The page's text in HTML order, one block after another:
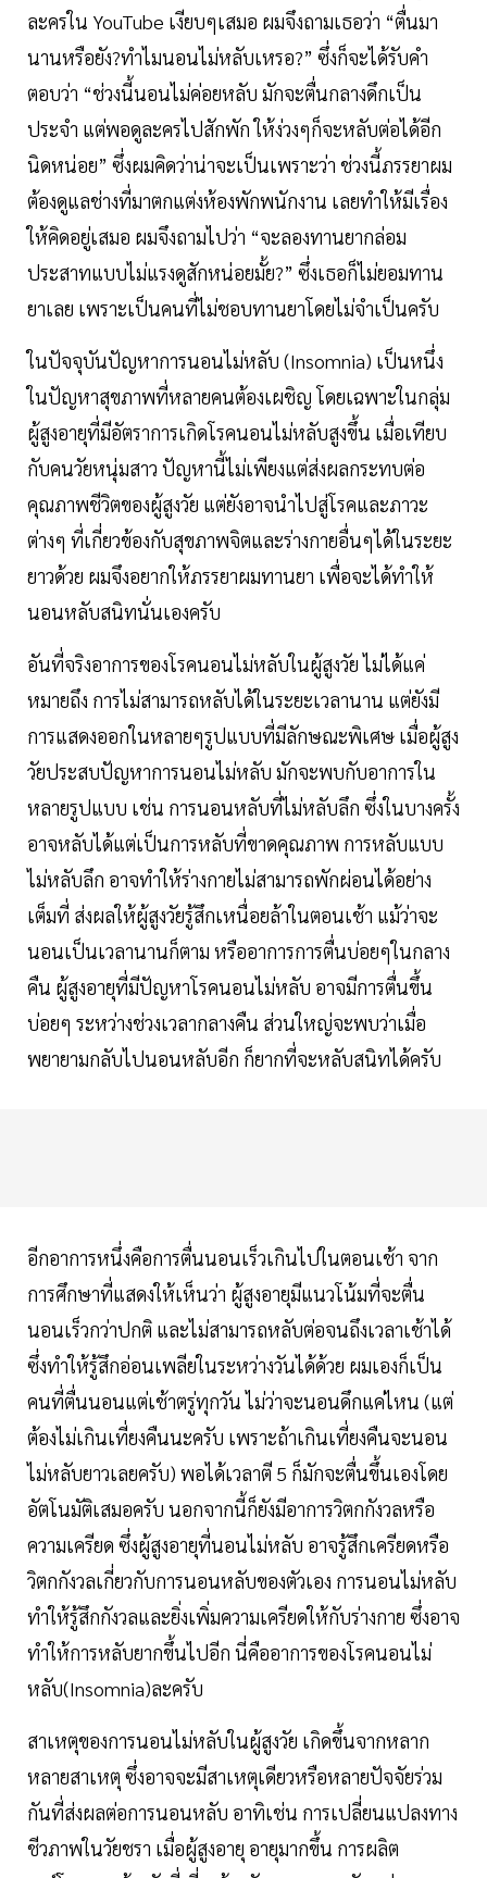
ละครใน YouTube เงียบๆเสมอ ผมจึงถามเธอว่า “ตื่นมา
นานหรือยัง?ทำไมนอนไม่หลับเหรอ?” ซึ่งก็จะได้รับคำ
ตอบว่า “ช่วงนี้นอนไม่ค่อยหลับ มักจะตื่นกลางดึกเป็น
ประจำ แต่พอดูละครไปสักพัก ให้ง่วงๆก็จะหลับต่อได้อีก
นิดหน่อย” ซึ่งผมคิดว่าน่าจะเป็นเพราะว่า ช่วงนี้ภรรยาผม
ต้องดูแลช่างที่มาตกแต่งห้องพักพนักงาน เลยทำให้มีเรื่อง
ให้คิดอยู่เสมอ ผมจึงถามไปว่า “จะลองทานยากล่อม
ประสาทแบบไม่แรงดูสักหน่อยมั้ย?” ซึ่งเธอก็ไม่ยอมทาน
ยาเลย เพราะเป็นคนที่ไม่ชอบทานยาโดยไม่จำเป็นครับ
ในปัจจุบันปัญหาการนอนไม่หลับ (Insomnia) เป็นหนึ่ง
ในปัญหาสุขภาพที่หลายคนต้องเผชิญ โดยเฉพาะในกลุ่ม
ผู้สูงอายุที่มีอัตราการเกิดโรคนอนไม่หลับสูงขึ้น เมื่อเทียบ
กับคนวัยหนุ่มสาว ปัญหานี้ไม่เพียงแต่ส่งผลกระทบต่อ
คุณภาพชีวิตของผู้สูงวัย แต่ยังอาจนำไปสู่โรคและภาวะ
ต่างๆ ที่เกี่ยวข้องกับสุขภาพจิตและร่างกายอื่นๆได้ในระยะ
ยาวด้วย ผมจึงอยากให้ภรรยาผมทานยา เพื่อจะได้ทำให้
นอนหลับสนิทนั่นเองครับ
อันที่จริงอาการของโรคนอนไม่หลับในผู้สูงวัย ไม่ได้แค่
หมายถึง การไม่สามารถหลับได้ในระยะเวลานาน แต่ยังมี
การแสดงออกในหลายๆรูปแบบที่มีลักษณะพิเศษ เมื่อผู้สูง
วัยประสบปัญหาการนอนไม่หลับ มักจะพบกับอาการใน
หลายรูปแบบ เช่น การนอนหลับที่ไม่หลับลึก ซึ่งในบางครั้ง
อาจหลับได้แต่เป็นการหลับที่ขาดคุณภาพ การหลับแบบ
ไม่หลับลึก อาจทำให้ร่างกายไม่สามารถพักผ่อนได้อย่าง
เต็มที่ ส่งผลให้ผู้สูงวัยรู้สึกเหนื่อยล้าในตอนเช้า แม้ว่าจะ
นอนเป็นเวลานานก็ตาม หรืออาการการตื่นบ่อยๆในกลาง
คืน ผู้สูงอายุที่มีปัญหาโรคนอนไม่หลับ อาจมีการตื่นขึ้น
บ่อยๆ ระหว่างช่วงเวลากลางคืน ส่วนใหญ่จะพบว่าเมื่อ
พยายามกลับไปนอนหลับอีก ก็ยากที่จะหลับสนิทได้ครับ
อีกอาการหนึ่งคือการตื่นนอนเร็วเกินไปในตอนเช้า จาก
การศึกษาที่แสดงให้เห็นว่า ผู้สูงอายุมีแนวโน้มที่จะตื่น
นอนเร็วกว่าปกติ และไม่สามารถหลับต่อจนถึงเวลาเช้าได้
ซึ่งทำให้รู้สึกอ่อนเพลียในระหว่างวันได้ด้วย ผมเองก็เป็น
คนที่ตื่นนอนแต่เช้าตรู่ทุกวัน ไม่ว่าจะนอนดึกแค่ไหน (แต่
ต้องไม่เกินเที่ยงคืนนะครับ เพราะถ้าเกินเที่ยงคืนจะนอน
ไม่หลับยาวเลยครับ) พอได้เวลาตี 5 ก็มักจะตื่นขึ้นเองโดย
อัตโนมัติเสมอครับ นอกจากนี้ก็ยังมีอาการวิตกกังวลหรือ
ความเครียด ซึ่งผู้สูงอายุที่นอนไม่หลับ อาจรู้สึกเครียดหรือ
วิตกกังวลเกี่ยวกับการนอนหลับของตัวเอง การนอนไม่หลับ
ทำให้รู้สึกกังวลและยิ่งเพิ่มความเครียดให้กับร่างกาย ซึ่งอาจ
ทำให้การหลับยากขึ้นไปอีก นี่คืออาการของโรคนอนไม่
หลับ(Insomnia)ละครับ
สาเหตุของการนอนไม่หลับในผู้สูงวัย เกิดขึ้นจากหลาก
หลายสาเหตุ ซึ่งอาจจะมีสาเหตุเดียวหรือหลายปัจจัยร่วม
กันที่ส่งผลต่อการนอนหลับ อาทิเช่น การเปลี่ยนแปลงทาง
ชีวภาพในวัยชรา เมื่อผู้สูงอายุ อายุมากขึ้น การผลิต